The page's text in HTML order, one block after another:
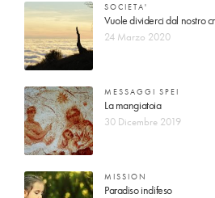
SOCIETA'
Vuole dividerci dal nostro
24 Marzo 2020
MESSAGGI SPEI
La mangiatoia
30 Dicembre 2019
MISSION
Paradiso indifeso